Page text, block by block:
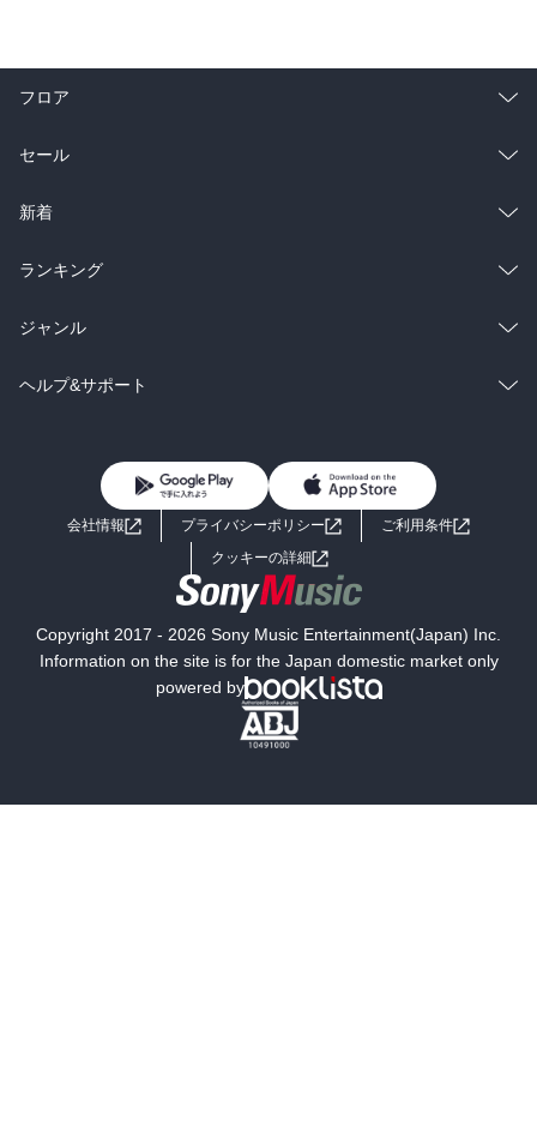
フロア
総合
ラノベ
雑誌・グラビア
BL・TL
セール
総合
ラノベ
雑誌・グラビア
BL・TL
新着
総合
ラノベ
雑誌・グラビア
ランキング
総合
ラノベ
ジャンル
コミック
ライトノベル 男子向けラノベ
小説
海外小説
ミステリー SF
文学
ヘルプ&サポート
よくあるご質問 お問い合わせ
会社情報 プライバシーポリシー
ご利用条件
クッキーの詳細
Copyright 2017 - 2026 Sony Music Entertainment(Japan) Inc.
Information on the site is for the Japan domestic market only
powered by